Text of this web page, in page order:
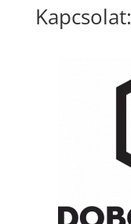
Kapcsolat: